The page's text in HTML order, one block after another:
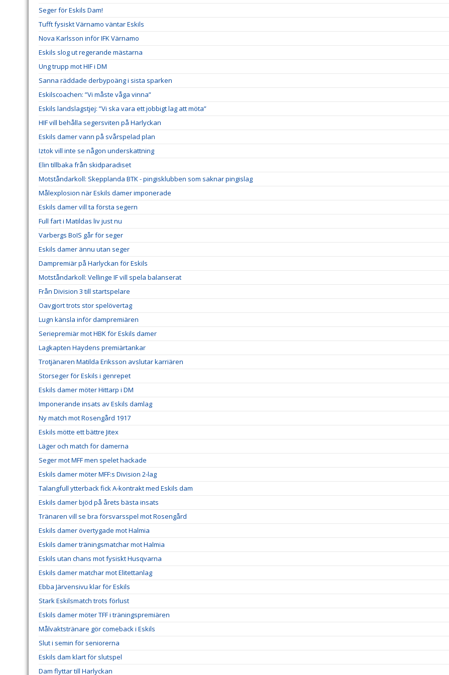
Seger för Eskils Dam!
Tufft fysiskt Värnamo väntar Eskils
Nova Karlsson inför IFK Värnamo
Eskils slog ut regerande mästarna
Ung trupp mot HIF i DM
Sanna räddade derbypoäng i sista sparken
Eskilscoachen: ”Vi måste våga vinna”
Eskils landslagstjej: ”Vi ska vara ett jobbigt lag att möta”
HIF vill behålla segersviten på Harlyckan
Eskils damer vann på svårspelad plan
Iztok vill inte se någon underskattning
Elin tillbaka från skidparadiset
Motståndarkoll: Skepplanda BTK - pingisklubben som saknar pingislag
Målexplosion när Eskils damer imponerade
Eskils damer vill ta första segern
Full fart i Matildas liv just nu
Varbergs BoIS går för seger
Eskils damer ännu utan seger
Dampremiär på Harlyckan för Eskils
Motståndarkoll: Vellinge IF vill spela balanserat
Från Division 3 till startspelare
Oavgjort trots stor spelövertag
Lugn känsla inför dampremiären
Seriepremiär mot HBK för Eskils damer
Lagkapten Haydens premiärtankar
Trotjänaren Matilda Eriksson avslutar karriären
Storseger för Eskils i genrepet
Eskils damer möter Hittarp i DM
Imponerande insats av Eskils damlag
Ny match mot Rosengård 1917
Eskils mötte ett bättre Jitex
Läger och match för damerna
Seger mot MFF men spelet hackade
Eskils damer möter MFF:s Division 2-lag
Talangfull ytterback fick A-kontrakt med Eskils dam
Eskils damer bjöd på årets bästa insats
Tränaren vill se bra försvarsspel mot Rosengård
Eskils damer övertygade mot Halmia
Eskils damer träningsmatchar mot Halmia
Eskils utan chans mot fysiskt Husqvarna
Eskils damer matchar mot Elitettanlag
Ebba Järvensivu klar för Eskils
Stark Eskilsmatch trots förlust
Eskils damer möter TFF i träningspremiären
Målvaktstränare gör comeback i Eskils
Slut i semin för seniorerna
Eskils dam klart för slutspel
Dam flyttar till Harlyckan